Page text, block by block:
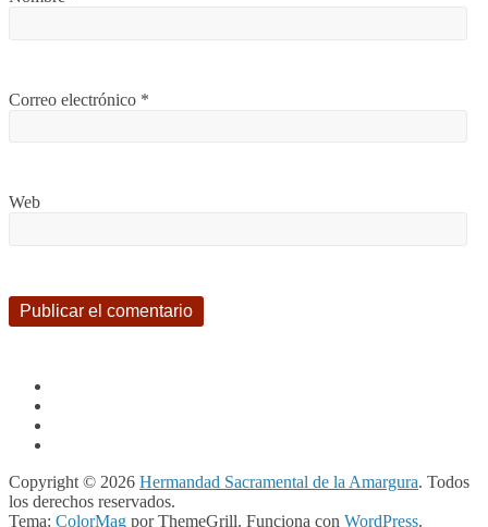
Correo electrónico *
Web
Copyright © 2026 Hermandad Sacramental de la Amargura. Todos
los derechos reservados.
Tema: ColorMag por ThemeGrill. Funciona con WordPress.